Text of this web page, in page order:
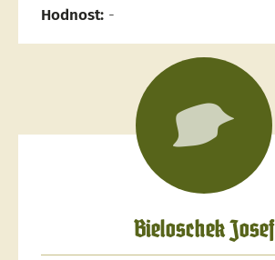
Hodnost: -
Bieloschek Josef